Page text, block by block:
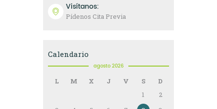
Visítanos:
Pídenos Cita Previa
Calendario
agosto 2026
L M X J V S
D
1
2